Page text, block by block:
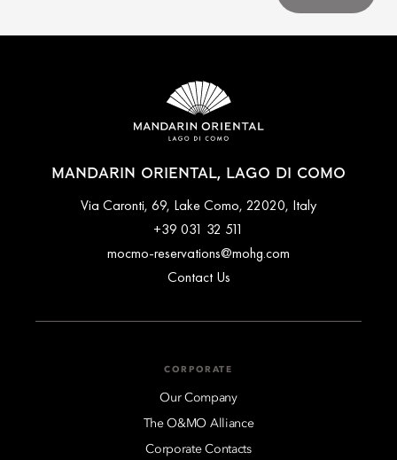
MANDARIN ORIENTAL, LAGO DI COMO
Via Caronti, 69, Lake Como, 22020, Italy
+39 031 32 511
mocmo-reservations@mohg.com
Contact Us
CORPORATE
Our Company
The O&MO Alliance
Corporate Contacts